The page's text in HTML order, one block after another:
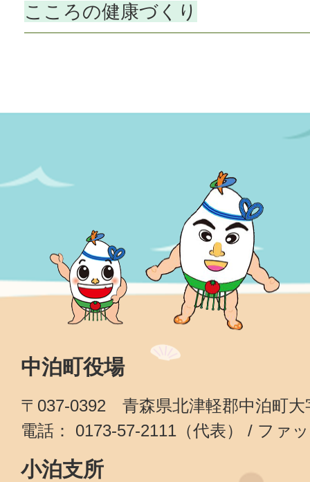
こころの健康づくり
中泊町役場
〒037-0392 青森県北津軽郡中泊町大
電話： 0173-57-2111（代表） / ファ
小泊支所